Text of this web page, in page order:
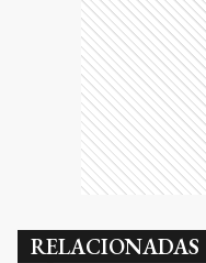
RELACIONADAS